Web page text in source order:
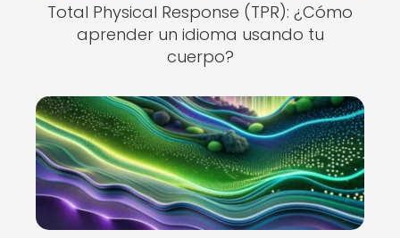
Total Physical Response (TPR): ¿Cómo
aprender un idioma usando tu
cuerpo?